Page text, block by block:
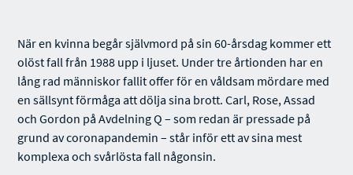
När en kvinna begår självmord på sin 60-årsdag kommer ett
olöst fall från 1988 upp i ljuset. Under tre årtionden har en
lång rad människor fallit offer för en våldsam mördare med
en sällsynt förmåga att dölja sina brott. Carl, Rose, Assad
och Gordon på Avdelning Q – som redan är pressade på
grund av coronapandemin – står inför ett av sina mest
komplexa och svårlösta fall någonsin.